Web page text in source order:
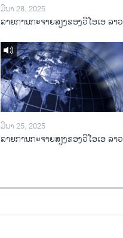
ມີນາ 28, 2025
ລາຍການກະຈາຍສຽງຂອງວີໂອເອ ລາວ
ມີນາ 25, 2025
ລາຍການກະຈາຍສຽງຂອງວີໂອເອ ລາວ